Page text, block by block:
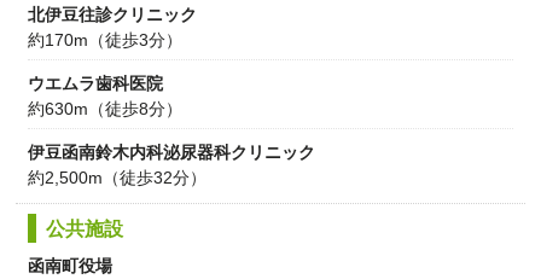
北伊豆往診クリニック
約170m（徒歩3分）
ウエムラ歯科医院
約630m（徒歩8分）
伊豆函南鈴木内科泌尿器科クリニック
約2,500m（徒歩32分）
公共施設
函南町役場